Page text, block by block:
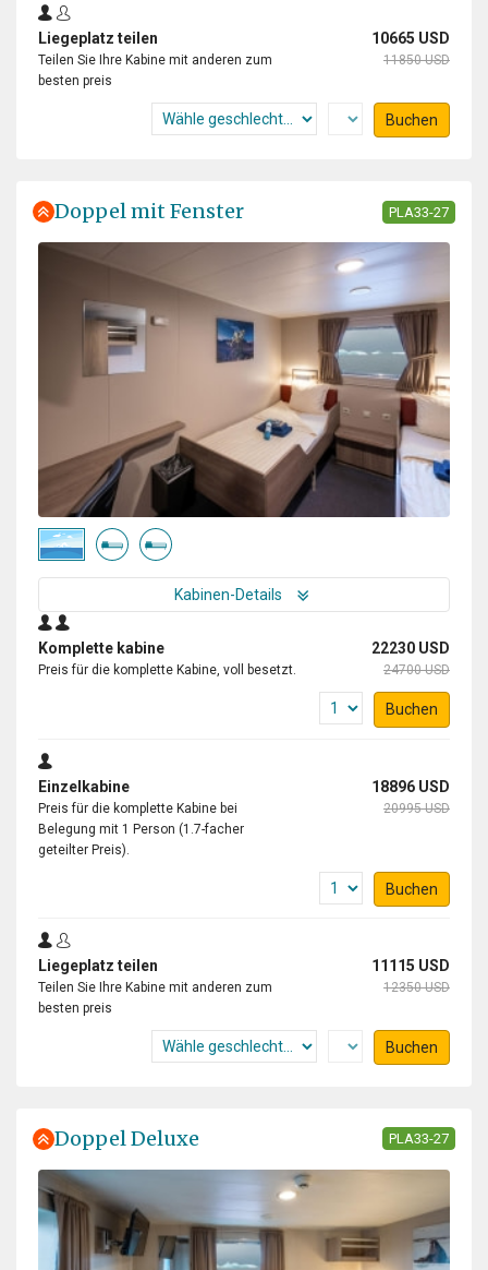
Liegeplatz teilen 10665 USD
Teilen Sie Ihre Kabine mit anderen zum
besten preis
11850 USD
Buchen
Doppel mit Fenster PLA33-27
Kabinen-Details
Komplette kabine 22230 USD
Preis für die komplette Kabine, voll besetzt. 24700 USD
Buchen
Einzelkabine 18896 USD
Preis für die komplette Kabine bei
Belegung mit 1 Person (1.7-facher
geteilter Preis).
20995 USD
Buchen
Liegeplatz teilen 11115 USD
Teilen Sie Ihre Kabine mit anderen zum
besten preis
12350 USD
Buchen
Doppel Deluxe PLA33-27